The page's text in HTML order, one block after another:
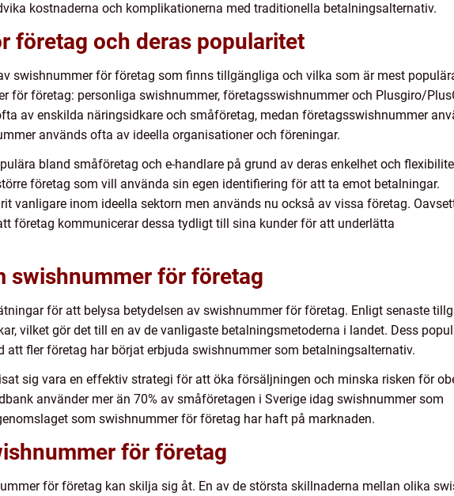
kostnaderna och komplikationerna med traditionella betalningsalternativ.
företag och deras popularitet
swishnummer för företag som finns tillgängliga och vilka som är mest
för företag: personliga swishnummer, företagsswishnummer och Plusgiro/
av enskilda näringsidkare och småföretag, medan företagsswishnummer
används ofta av ideella organisationer och föreningar.
bland småföretag och e-handlare på grund av deras enkelhet och
företag som vill använda sin egen identifiering för att ta emot betalningar.
vanligare inom ideella sektorn men används nu också av vissa företag.
företag kommunicerar dessa tydligt till sina kunder för att underlätta
swishnummer för företag
för att belysa betydelsen av swishnummer för företag. Enligt senaste
vilket gör det till en av de vanligaste betalningsmetoderna i landet. Dess
att fler företag har börjat erbjuda swishnummer som betalningsalternativ.
sig vara en effektiv strategi för att öka försäljningen och minska risken för
använder mer än 70% av småföretagen i Sverige idag swishnummer som
som swishnummer för företag har haft på marknaden.
för företag
för företag kan skilja sig åt. En av de största skillnaderna mellan olika